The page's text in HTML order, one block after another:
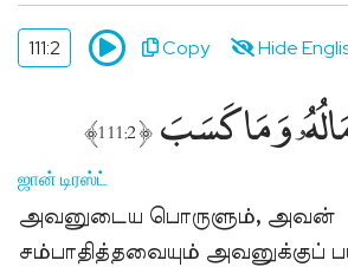
வழங்க
உதவுங்கள்
Muslims
நோன்பு
நோற்கும்
111:2 Copy Hide
وَمَا كَسَبَ ﴿111:2﴾
ஜான் டிரஸ்ட்
அவனுடைய பொருளும், அவன்
சம்பாதித்தவையும் அவனுக்குப்